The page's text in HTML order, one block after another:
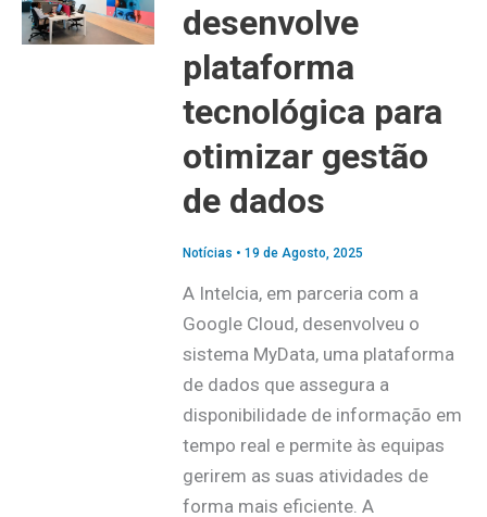
desenvolve
plataforma
tecnológica para
otimizar gestão
de dados
Notícias • 19 de Agosto, 2025
A Intelcia, em parceria com a
Google Cloud, desenvolveu o
sistema MyData, uma plataforma
de dados que assegura a
disponibilidade de informação em
tempo real e permite às equipas
gerirem as suas atividades de
forma mais eficiente. A